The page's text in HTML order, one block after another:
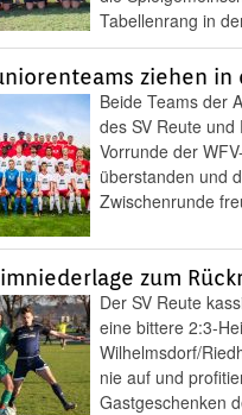
Tabellenrang in
ziehen
Beide Teams der
des SV Reute
Vorrunde der
überstanden und
Zwischenrunde
zum
Der SV Reute
eine bittere 2:3-
Wilhelmsdorf/
nie auf und
Gastgeschenken